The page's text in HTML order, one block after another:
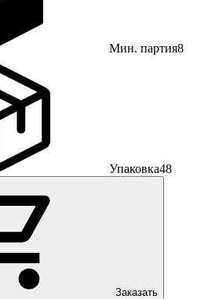
Мин. партия8
Упаковка48
Заказать